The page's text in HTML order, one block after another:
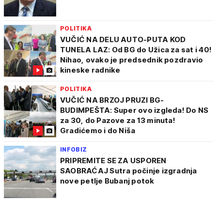
POLITIKA
VUČIĆ NA DELU AUTO-PUTA KOD
TUNELA LAZ: Od BG do Užica za sat i 40!
Nihao, ovako je predsednik pozdravio
kineske radnike
POLITIKA
VUČIĆ NA BRZOJ PRUZI BG-
BUDIMPEŠTA: Super ovo izgleda! Do NS
za 30, do Pazove za 13 minuta!
Gradićemo i do Niša
INFOBIZ
PRIPREMITE SE ZA USPOREN
SAOBRAĆAJ Sutra počinje izgradnja
nove petlje Bubanj potok